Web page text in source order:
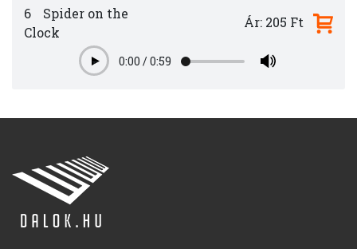
6
Spider on the
Clock
Play0:00 /0:59
Ár: 205 Ft